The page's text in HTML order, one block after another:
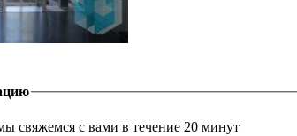
свяжемся с вами в течение 20 минут